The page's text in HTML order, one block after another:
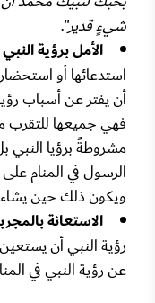
شيءٍ قدير".
الأمل برؤية
استدعائها أو
أن يفتر عن أسباب
فهي جميعها للتقرب
مشروطةً برؤيا النبي
الرسول في المنام
ويكون ذلك حين يشاء
الاستعانة
رؤية النبي أن
عن رؤية النبي في